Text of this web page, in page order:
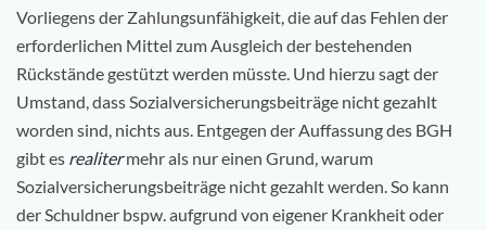
Vorliegens der Zahlungsunfähigkeit, die auf das Fehlen der
erforderlichen Mittel zum Ausgleich der bestehenden
Rückstände gestützt werden müsste. Und hierzu sagt der
Umstand, dass Sozialversicherungsbeiträge nicht gezahlt
worden sind, nichts aus. Entgegen der Auffassung des BGH
gibt es realitermehr als nur einen Grund, warum
Sozialversicherungsbeiträge nicht gezahlt werden. So kann
der Schuldner bspw. aufgrund von eigener Krankheit oder